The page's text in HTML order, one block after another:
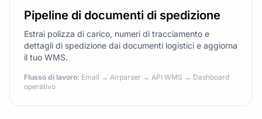
Pipeline di documenti di spedizione
Estrai polizza di carico, numeri di tracciamento e
dettagli di spedizione dai documenti logistici e aggiorna
il tuo WMS.
Flusso di lavoro: Email → Airparser → API WMS → Dashboard
operativo